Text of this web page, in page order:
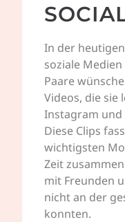
In der
soziale
Paare
Videos, die
Instagram und
Diese Clips
wichtigsten
Zeit
mit Freunden
nicht an der
konnten.